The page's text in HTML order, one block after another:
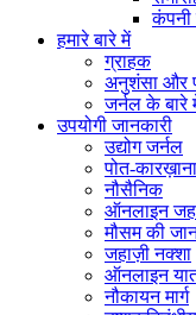
कंपनी
हमारे बारे में
ग्राहक
अनुशंसा और
जर्नल के बारे
उपयोगी जानकारी
उद्योग जर्नल
पोत-कारख़ाना
नौसैनिक
ऑनलाइन
मौसम की
जहाज़ी नक्शा
ऑनलाइन
नौकायन मार्ग